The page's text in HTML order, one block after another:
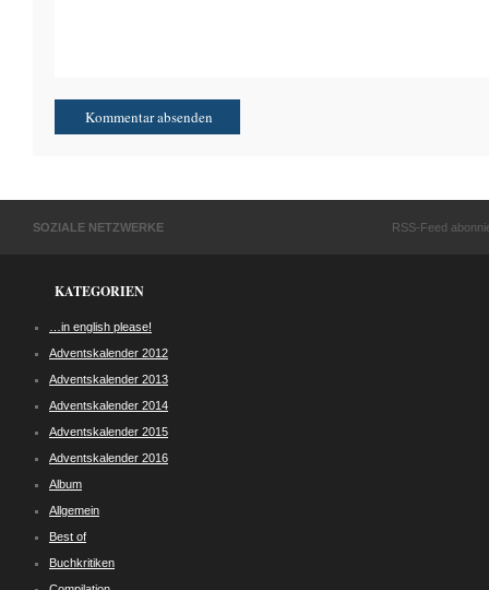
SOZIALE NETZWERKE RSS-Feed
KATEGORIEN
…in english please!
Adventskalender 2012
Adventskalender 2013
Adventskalender 2014
Adventskalender 2015
Adventskalender 2016
Album
Allgemein
Best of
Buchkritiken